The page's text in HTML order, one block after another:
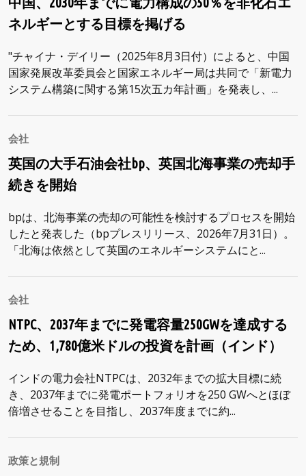
ネルギーとする目標を掲げる
"チャイナ・デイリー（2025年8月3日付）によると、中国
国家発展改革委員会と国家エネルギー局は共同で「新電力
システム構築に関する第15次五カ年計画」を発表し、...
会社
英国の大手石油会社bp、英国北海事業の売却手
続きを開始
bpは、北海事業の売却の可能性を検討するプロセスを開始
したと発表した（bpプレスリリース、2026年7月31日）。
「北海は依然として英国のエネルギーシステムにと...
会社
NTPC、2037年までに発電容量250GWを達成する
ため、1,780億米ドルの投資を計画（インド）
インドの電力会社NTPCは、2032年までの拡大目標に続
き、2037年までに発電ポートフォリオを250 GWへとほぼ
倍増させることを目指し、2037年度までに約...
政策と規制